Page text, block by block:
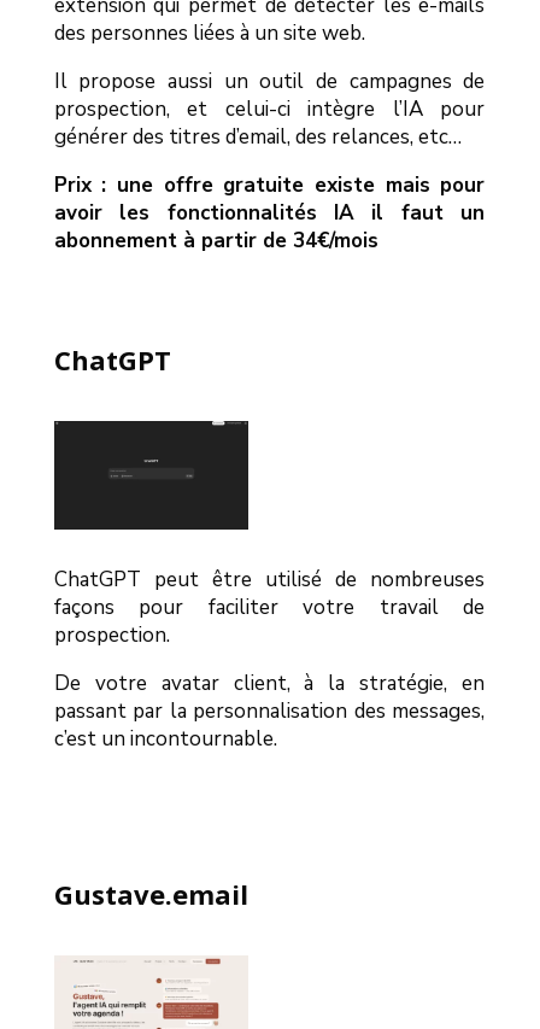
extension qui permet de détecter les e-mails
des personnes liées à un site web.
Il propose aussi un outil de campagnes de
prospection, et celui-ci intègre l’IA pour
générer des titres d’email, des relances, etc…
Prix : une offre gratuite existe mais pour
avoir les fonctionnalités IA il faut un
abonnement à partir de 34€/mois
ChatGPT
ChatGPT peut être utilisé de nombreuses
façons pour faciliter votre travail de
prospection.
De votre avatar client, à la stratégie, en
passant par la personnalisation des messages,
c’est un incontournable.
Gustave.email